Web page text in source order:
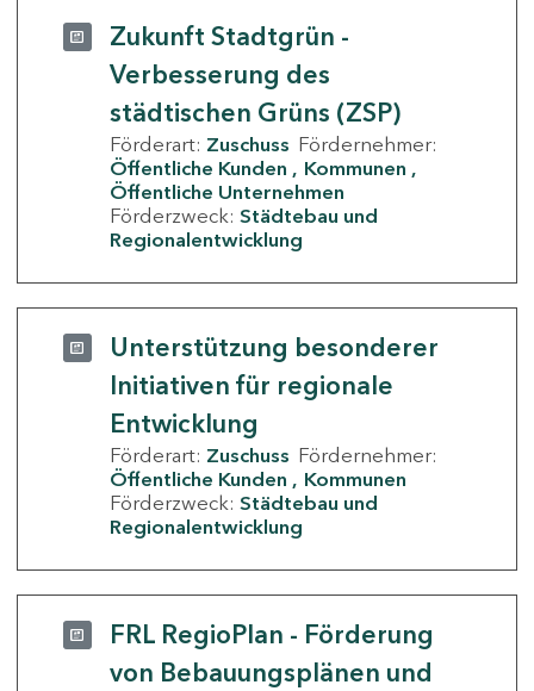
Zukunft Stadtgrün -
Verbesserung des
städtischen Grüns (ZSP)
Förderart: Zuschuss Fördernehmer:
Öffentliche Kunden
Kommunen
Öffentliche Unternehmen
Förderzweck: Städtebau und
Regionalentwicklung
Unterstützung besonderer
Initiativen für regionale
Entwicklung
Förderart: Zuschuss Fördernehmer:
Öffentliche Kunden
Kommunen
Förderzweck: Städtebau und
Regionalentwicklung
FRL RegioPlan - Förderung
von Bebauungsplänen und